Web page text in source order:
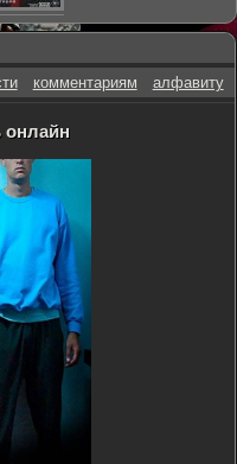
комментариям алфавиту
онлайн